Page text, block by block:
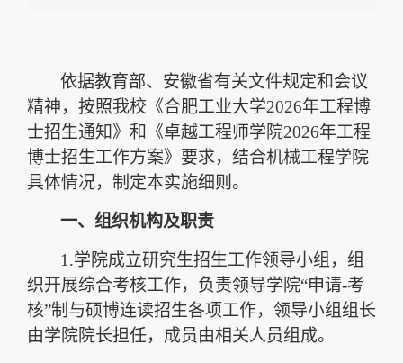
依据教育部、安徽省有关文件规定和会议
精神，按照我校《合肥工业大学2026年工程博
士招生通知》和《卓越工程师学院2026年工程
博士招生工作方案》要求，结合机械工程学院
具体情况，制定本实施细则。
一、组织机构及职责
1.学院成立研究生招生工作领导小组，组
织开展综合考核工作，负责领导学院“申请-考
核”制与硕博连读招生各项工作，领导小组组长
由学院院长担任，成员由相关人员组成。